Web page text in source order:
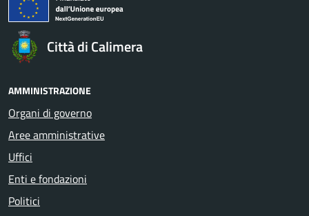
Città di Calimera
AMMINISTRAZIONE
Organi di governo
Aree amministrative
Uffici
Enti e fondazioni
Politici